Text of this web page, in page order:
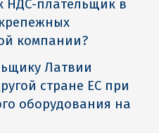
НДС-плательщик в
компании?
Латвии
стране ЕС при
оборудования на